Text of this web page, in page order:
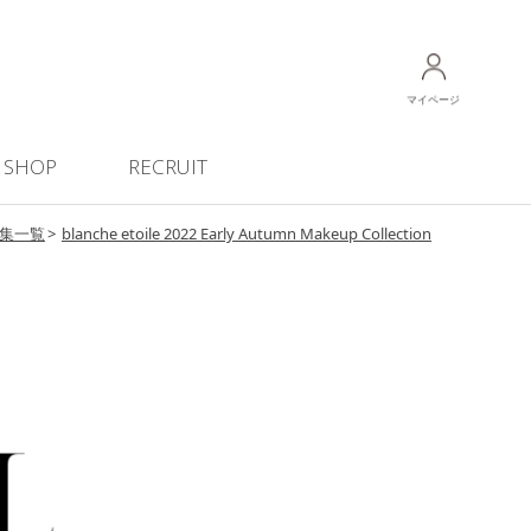
マイページ
SHOP RECRUIT
一覧 blanche etoile 2022 Early Autumn Makeup Collection